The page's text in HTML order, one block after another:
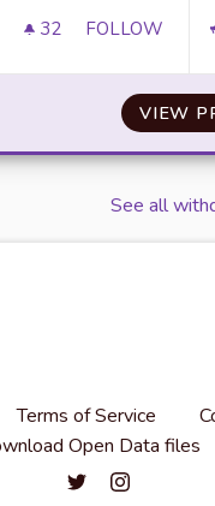
32 32 FOLLOWERS
FOLLOW
VIEW
See all
Terms of Service
Open Data files
Convention
Convention